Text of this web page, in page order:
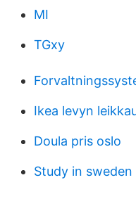
MI
TGxy
Ikea levyn
Doula pris oslo
Study in sweden